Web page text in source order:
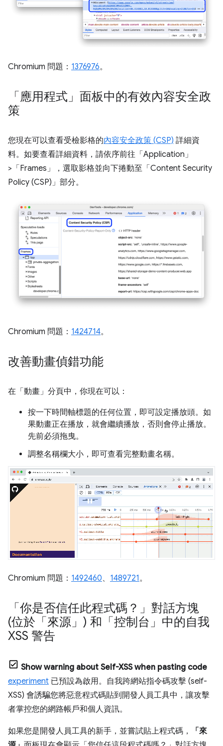
Chromium 問題： 1376976。
「應用程式」面板中的有效內容安全政
策
您現在可以查看受檢影格的內容安全政策 (CSP) 詳細資
料。如要查看詳細資料，請依序前往「Application」
>「Frames」
，選取影格並向下捲動至「Content Security
Policy (CSP)」 部分。
Chromium 問題： 1424714。
改善動畫偵錯功能
在「動畫」 分頁中，你現在可以：
按一下時間軸標題的任何位置，即可設定播放頭。如
果動畫正在播放，就會繼續播放，否則會停止播放。
先前必須拖曳。
調整名稱欄大小，即可查看完整動畫名稱。
Chromium 問題： 1492460、 1489721。
「你是否信任此程式碼？」對話方塊
(位於「來源」) 和「控制台」中的自我
XSS 警告
Show warning about Self-XSS when pasting code
experiment 已預設為啟用。自我跨網站指令碼攻擊 (self-
XSS) 會誘騙您將惡意程式碼貼到開發人員工具中，讓攻擊
者掌控您的網路帳戶和個人資訊。
如果您是開發人員工具的新手，並嘗試貼上程式碼，
「來